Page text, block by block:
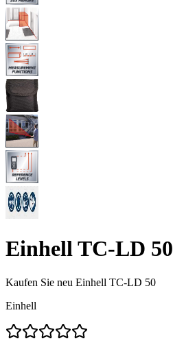
Einhell TC-LD 50
Kaufen Sie neu Einhell TC-LD 50
Einhell